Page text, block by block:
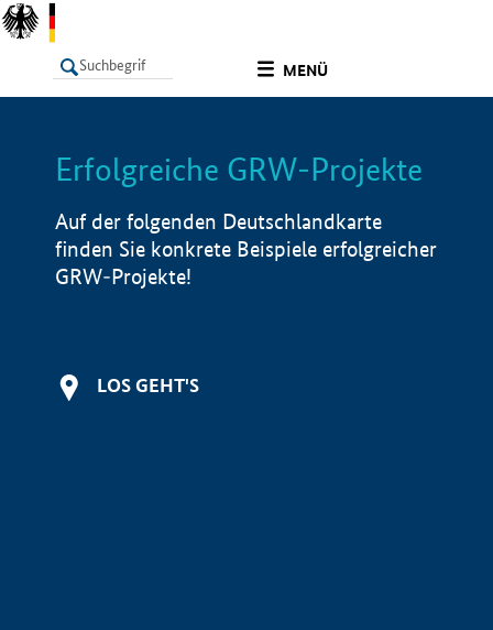
MENÜ
LISTE Info
Erfolgreiche GRW-Projekte
Auf der folgenden Deutschlandkarte
finden Sie konkrete Beispiele erfolgreicher
GRW-Projekte!
LOS GEHT'S